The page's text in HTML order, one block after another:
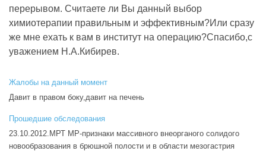
перерывом. Считаете ли Вы данный выбор
химиотерапии правильным и эффективным?Или сразу
же мне ехать к вам в институт на операцию?Спасибо,с
уважением Н.А.Кибирев.
Жалобы на данный момент
Давит в правом боку,давит на печень
Прошедшие обследования
23.10.2012.МРТ МР-признаки массивного внеорганого солидого
новообразования в брюшной полости и в области мезогастрия